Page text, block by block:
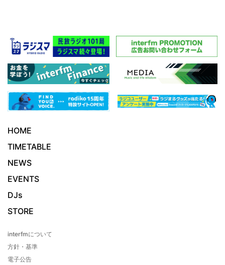
HOME
TIMETABLE
NEWS
EVENTS
DJs
STORE
interfmについて
方針・基準
電子公告